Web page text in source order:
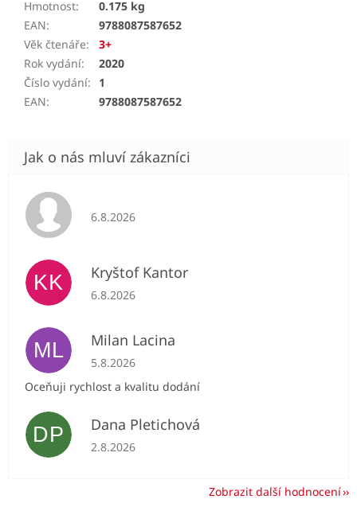
Hmotnost:
0.175 kg
EAN:
9788087587652
Věk čtenáře:
3+
Rok vydání:
2020
Číslo vydání:
1
EAN: 9788087587652
Hodnocení obchodu je 5 z 5 hvězdiček.
6.8.2026
KK Kryštof Kantor
Hodnocení obchodu je 5 z 5 hvězdiček.
6.8.2026
ML Milan Lacina
Hodnocení obchodu je 5 z 5 hvězdiček.
5.8.2026
Oceňuji rychlost a kvalitu dodání
DP Dana Pletichová
Hodnocení obchodu je 5 z 5 hvězdiček.
2.8.2026
Zobrazit další hodnocení